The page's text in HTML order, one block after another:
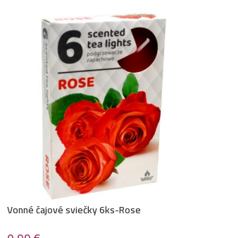
Vonné čajové sviečky 6ks-Rose